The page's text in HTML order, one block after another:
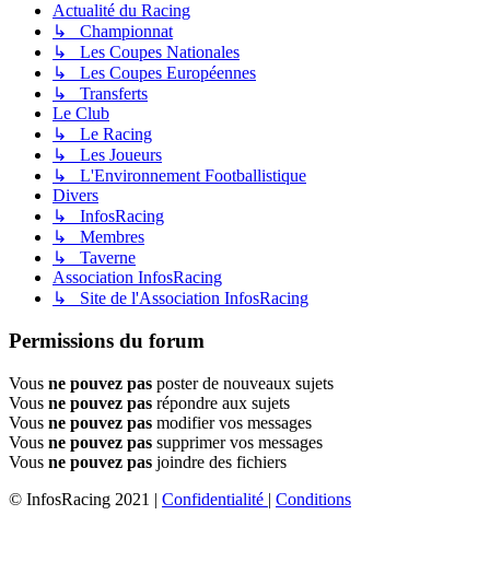
Actualité du Racing
↳ Championnat
↳ Les Coupes Nationales
↳ Les Coupes Européennes
↳ Transferts
Le Club
↳ Le Racing
↳ Les Joueurs
↳ L'Environnement Footballistique
Divers
↳ InfosRacing
↳ Membres
↳ Taverne
Association InfosRacing
↳ Site de l'Association InfosRacing
Permissions du forum
Vous ne pouvez pas poster de nouveaux sujets
Vous ne pouvez pas répondre aux sujets
Vous ne pouvez pas modifier vos messages
Vous ne pouvez pas supprimer vos messages
Vous ne pouvez pas joindre des fichiers
© InfosRacing 2021 | Confidentialité | Conditions